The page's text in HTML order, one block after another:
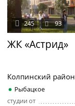
ЖК «Астрид»
245 93
Колпинский район
Рыбацкое
студии от